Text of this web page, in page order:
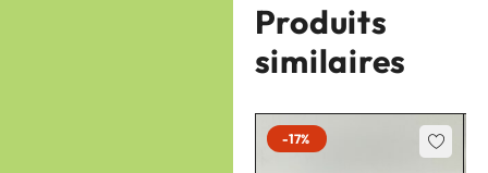
Produits
similaires
-17%